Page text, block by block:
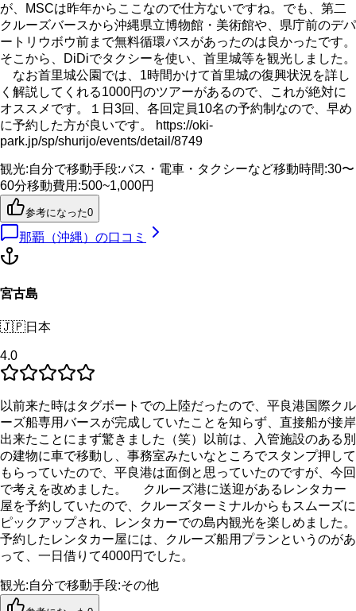
が、MSCは昨年からここなので仕方ないですね。でも、第二
クルーズバースから沖縄県立博物館・美術館や、県庁前のデパ
ートリウボウ前まで無料循環バスがあったのは良かったです。
そこから、DiDiでタクシーを使い、首里城等を観光しました。
なお首里城公園では、1時間かけて首里城の復興状況を詳し
く解説してくれる1000円のツアーがあるので、これが絶対に
オススメです。１日3回、各回定員10名の予約制なので、早め
に予約した方が良いです。 https://oki-
park.jp/sp/shurijo/events/detail/8749
観光:自分で移動手段:バス・電車・タクシーなど移動時間:30〜
60分移動費用 :500~1,000円
参考になった0
那覇（沖縄） の口コミ
宮古島
🇯🇵日本
4.0
以前来た時はタグボートでの上陸だったので、平良港国際クル
ーズ船専用バースが完成していたことを知らず、直接船が接岸
出来たことにまず驚きました（笑）以前は、入管施設のある別
の建物に車で移動し、事務室みたいなところでスタンプ押して
もらっていたので、平良港は面倒と思っていたのですが、今回
で考えを改めました。 クルーズ港に送迎があるレンタカー
屋を予約していたので、クルーズターミナルからもスムーズに
ピックアップされ、レンタカーでの島内観光を楽しめました。
予約したレンタカー屋には、クルーズ船用プランというのがあ
って、一日借りて4000円でした。
観光:自分で移動手段:その他